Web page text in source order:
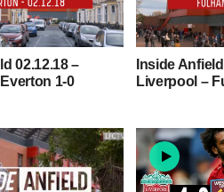
02.12.18 –
1-0
Inside
Liverpool –